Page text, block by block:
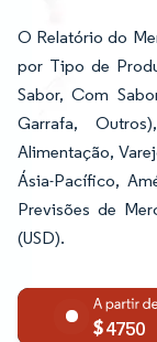
O Relatório do
por Tipo de
Sabor, Com
Garrafa,
Alimentação,
Ásia-Pacífico,
Previsões de
(USD).
4750